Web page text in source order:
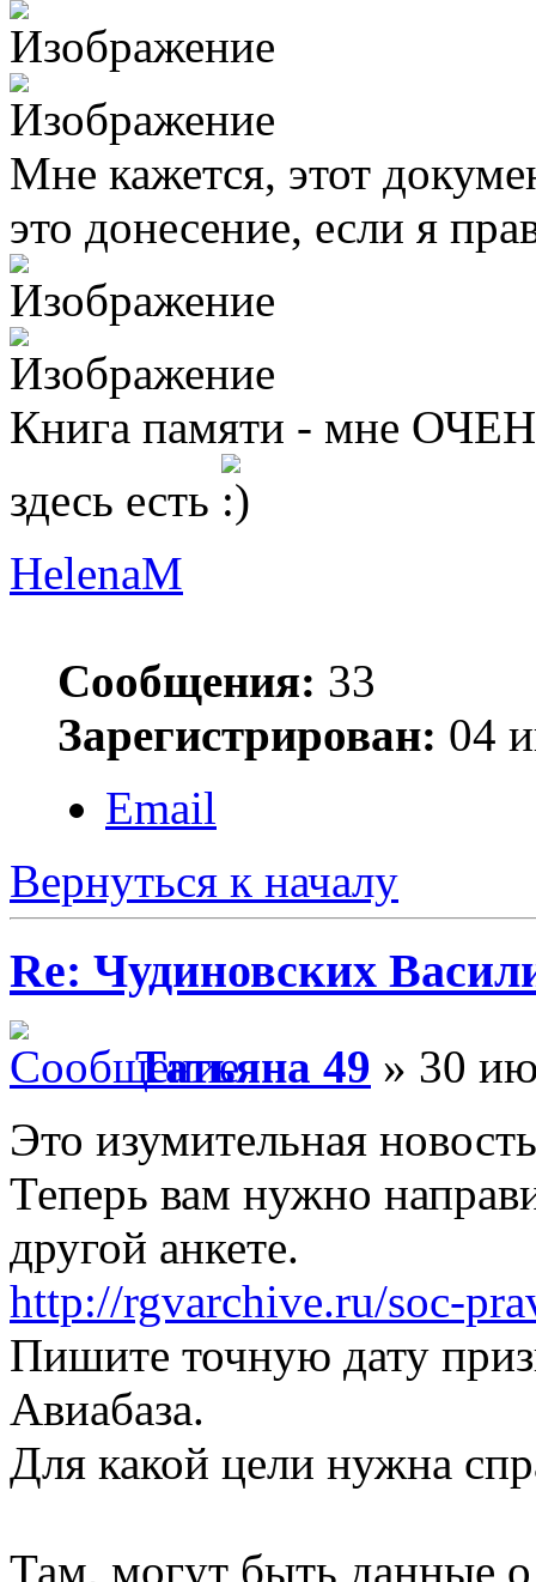
Мне кажется, этот
это донесение, если я
Книга памяти - мне
здесь есть
HelenaM
Сообщения: 33
Зарегистрирован: 04
Email
Вернуться к началу
Re: Чудиновских
Татьяна 49 » 30
Это изумительная
Теперь вам нужно
другой анкете.
http://rgvarchive.ru/soc-
Пишите точную дату
Авиабаза.
Для какой цели нужна
Там, могут быть данные